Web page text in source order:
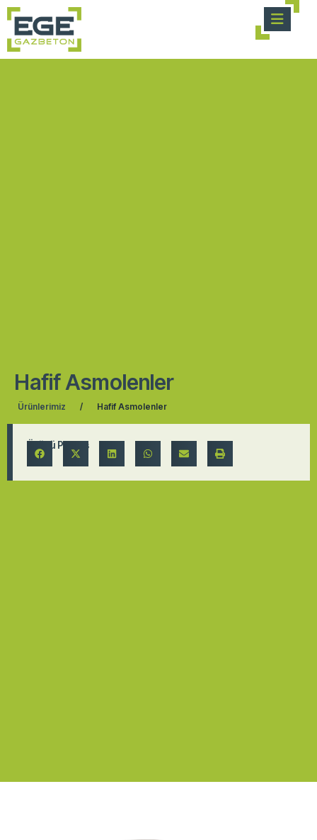
Hafif Asmolenler
Ürünlerimiz / Hafif Asmolenler
Ürünü Paylaş